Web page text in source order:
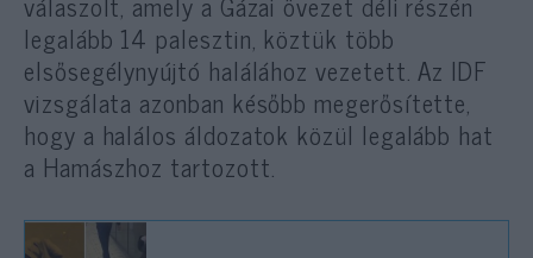
legalább 14 palesztin, köztük több
elsősegélynyújtó halálához vezetett. Az IDF
vizsgálata azonban később megerősítette,
hogy a halálos áldozatok közül legalább hat
a Hamászhoz tartozott.